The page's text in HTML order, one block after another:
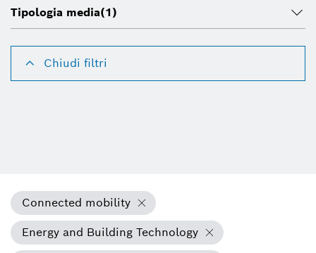
Tipologia media(1)
Chiudi filtri
Connected mobility
Energy and Building Technology